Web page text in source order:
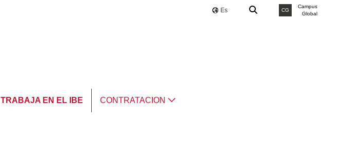
Es CG
Campus
Global
TRABAJA EN EL IBE CONTRATACION